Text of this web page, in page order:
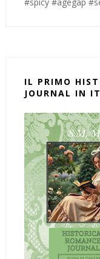
IL PRIMO
JOURNAL IN